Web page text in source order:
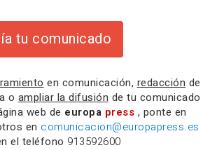
tu comunicado
en comunicación, redacción de
o ampliar la difusión de tu comunicado
web de europa press , ponte en
en comunicacion@europapress.es
el teléfono 913592600